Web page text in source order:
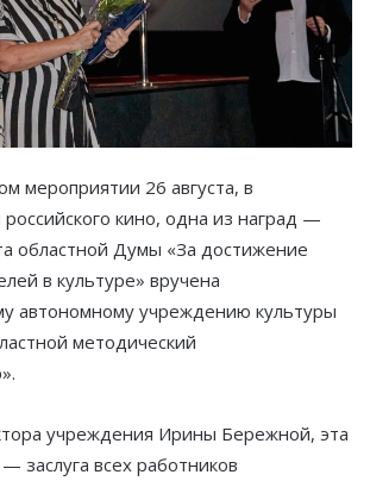
мероприятии 26 августа, в
кино, одна из наград —
областной Думы «За достижение
в культуре» вручена
автономному учреждению культуры
методический
учреждения Ирины Бережной, эта
заслуга всех работников